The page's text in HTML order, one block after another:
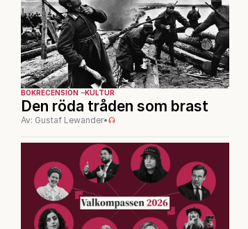
BOKRECENSION KULTUR
Den röda tråden som brast
Av: Gustaf Lewander•